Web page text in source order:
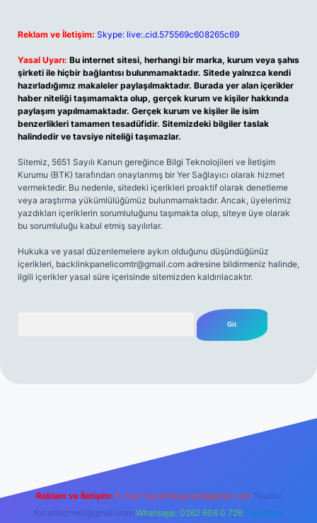
Reklam ve İletişim: Skype: live:.cid.575569c608265c69
Yasal Uyarı: Bu internet sitesi, herhangi bir marka, kurum veya şahıs
şirketi ile hiçbir bağlantısı bulunmamaktadır. Sitede yalnızca kendi
hazırladığımız makaleler paylaşılmaktadır. Burada yer alan içerikler
haber niteliği taşımamakta olup, gerçek kurum ve kişiler hakkında
paylaşım yapılmamaktadır. Gerçek kurum ve kişiler ile isim
benzerlikleri tamamen tesadüfidir. Sitemizdeki bilgiler taslak
halindedir ve tavsiye niteliği taşımazlar.
Sitemiz, 5651 Sayılı Kanun gereğince Bilgi Teknolojileri ve İletişim
Kurumu (BTK) tarafından onaylanmış bir Yer Sağlayıcı olarak hizmet
vermektedir. Bu nedenle, sitedeki içerikleri proaktif olarak denetleme
veya araştırma yükümlülüğümüz bulunmamaktadır. Ancak, üyelerimiz
yazdıkları içeriklerin sorumluluğunu taşımakta olup, siteye üye olarak
bu sorumluluğu kabul etmiş sayılırlar.
Hukuka ve yasal düzenlemelere aykırı olduğunu düşündüğünüz
içerikleri, backlinkpanelicomtr@gmail.com adresine bildirmeniz halinde,
ilgili içerikler yasal süre içerisinde sitemizden kaldırılacaktır.
Reklam ve İletişim: E-mail: backlinkpaneli@gmail.com Teams:
forumhizmeti@gmail.com Whatsapp: 0262 606 0 726 Telegram: